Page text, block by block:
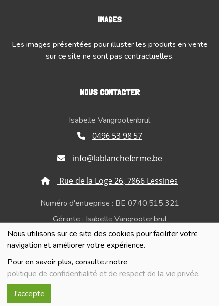
Nous utilisons sur ce site des cookies pour faciliter votre
navigation et améliorer votre expérience.
Pour en savoir plus, consultez notre
politique de confidentialité et de respect de la vie privée.
J'accepte
IMAGES
Les images présentées pour illuster les produits en vente
sur ce site ne sont pas contractuelles.
NOUS CONTACTER
Isabelle Vangrootenbrul
0496 53 98 57
info@lablancheferme.be
Rue de la Loge 26, 7866 Lessines
Numéro d'entreprise : BE 0740.515.321
Gérante : Isabelle Vangrootenbrul
Politique de confidentialité et de respect de la vie
privée